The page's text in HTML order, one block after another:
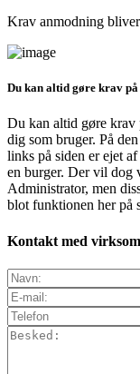
Krav anmodning
Du kan altid gøre krav
Du kan altid gøre krav
dig som bruger. På
links på siden er ejet
en burger. Der vil dog
Administrator, men
blot funktionen her på
Kontakt med